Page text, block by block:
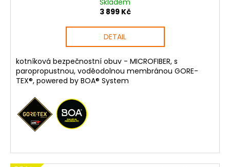
Skladem
3 899 Kč
DETAIL
kotníková bezpečnostní obuv - MICROFIBER, s
paropropustnou, voděodolnou membránou GORE-
TEX®, powered by BOA® System